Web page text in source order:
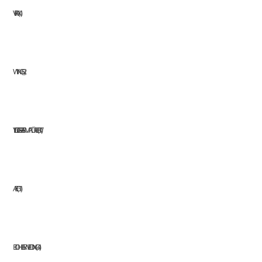
VIRAX1
WINGS2
YILDIZ GAZ ARMATÜRLERI17
AEG11
BOHLER WELDING41